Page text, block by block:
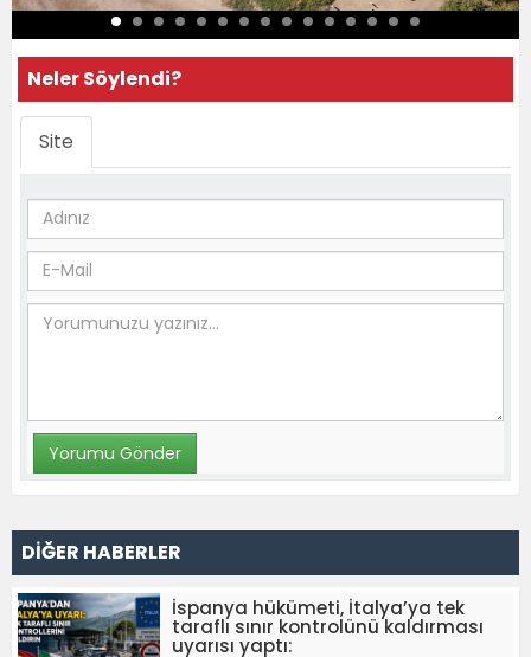
Neler Söylendi?
Site
DİĞER HABERLER
İspanya hükümeti, İtalya’ya tek
taraflı sınır kontrolünü kaldırması
uyarısı yaptı: